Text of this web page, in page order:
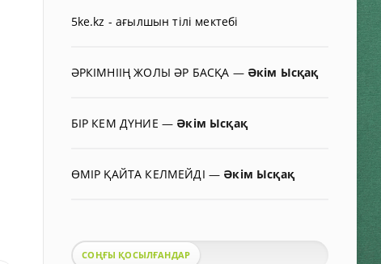
5ke.kz - ағылшын тілі мектебі
ӘРКІМНІІҢ ЖОЛЫ ӘР БАСҚА — Әкім Ысқақ
БІР КЕМ ДҮНИЕ — Әкім Ысқақ
ӨМІР ҚАЙТА КЕЛМЕЙДІ — Әкім Ысқақ
СОҢҒЫ ҚОСЫЛҒАНДАР